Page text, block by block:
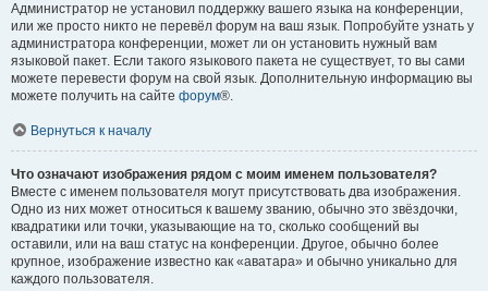
Администратор не установил поддержку вашего языка на конференции,
или же просто никто не перевёл форум на ваш язык. Попробуйте узнать у
администратора конференции, может ли он установить нужный вам
языковой пакет. Если такого языкового пакета не существует, то вы сами
можете перевести форум на свой язык. Дополнительную информацию вы
можете получить на сайте форум®.
Вернуться к началу
Что означают изображения рядом с моим именем пользователя?
Вместе с именем пользователя могут присутствовать два изображения.
Одно из них может относиться к вашему званию, обычно это звёздочки,
квадратики или точки, указывающие на то, сколько сообщений вы
оставили, или на ваш статус на конференции. Другое, обычно более
крупное, изображение известно как «аватара» и обычно уникально для
каждого пользователя.